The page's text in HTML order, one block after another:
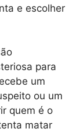
e escolher
para
um
ou um
quem é o
matar